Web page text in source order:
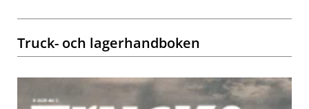
Truck- och lagerhandboken